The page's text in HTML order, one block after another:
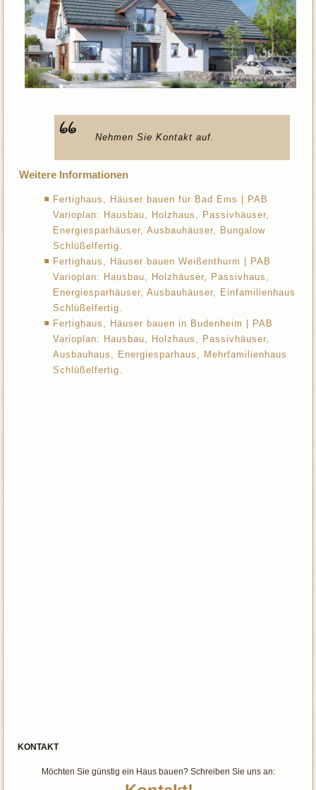
Nehmen Sie Kontakt auf.
Weitere Informationen
Fertighaus, Häuser bauen für Bad Ems | PAB
Varioplan: Hausbau, Holzhaus, Passivhäuser,
Energiesparhäuser, Ausbauhäuser, Bungalow
Schlüßelfertig.
Fertighaus, Häuser bauen Weißenthurm | PAB
Varioplan: Hausbau, Holzhäuser, Passivhaus,
Energiesparhäuser, Ausbauhäuser, Einfamilienhaus
Schlüßelfertig.
Fertighaus, Häuser bauen in Budenheim | PAB
Varioplan: Hausbau, Holzhaus, Passivhäuser,
Ausbauhaus, Energiesparhaus, Mehrfamilienhaus
Schlüßelfertig.
KONTAKT
Möchten Sie günstig ein Haus bauen? Schreiben Sie uns an: